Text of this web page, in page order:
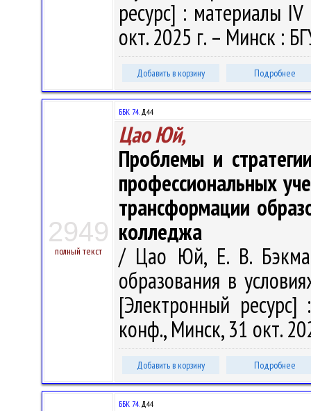
ресурс] : материалы
окт. 2025 г. – Минск :
Добавить в корзину Подробнее
2949
полный текст
ББК 74.Д44
Цао Юй,
Проблемы и
профессиональных
трансформации
колледжа
/ Цао Юй, Е. В.
образования в
[Электронный
конф., Минск, 31 окт.
Добавить в корзину Подробнее
ББК 74.Д44